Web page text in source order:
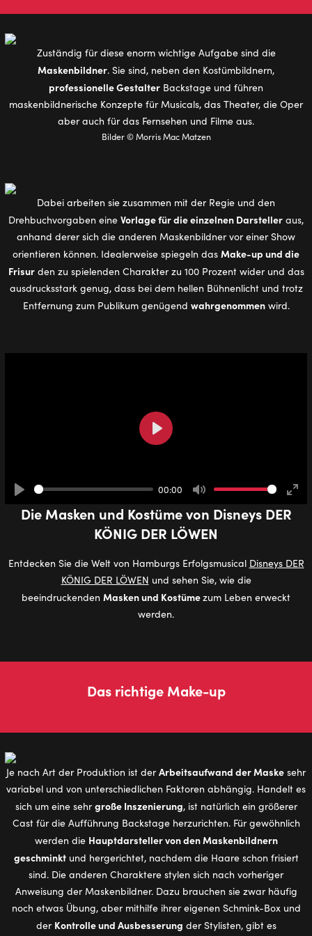
Zuständig für diese enorm wichtige Aufgabe sind die
Maskenbildner. Sie sind, neben den Kostümbildnern,
professionelle Gestalter Backstage und führen
maskenbildnerische Konzepte für Musicals, das Theater, die Oper
aber auch für das Fernsehen und Filme aus.
Bilder © Morris Mac Matzen
Dabei arbeiten sie zusammen mit der Regie und den
Drehbuchvorgaben eine Vorlage für die einzelnen Darsteller aus,
anhand derer sich die anderen Maskenbildner vor einer Show
orientieren können. Idealerweise spiegeln das Make-up und die
Frisurden zu spielenden Charakter zu 100 Prozent wider und das
ausdrucksstark genug, dass bei dem hellen Bühnenlicht und trotz
Entfernung zum Publikum genügend wahrgenommenwird.
Die Mas­ken und Kos­tü­me von Dis­neys DER
KÖNIG DER LÖWEN
Entdecken Sie die Welt von Hamburgs Erfolgsmusical Disneys DER
KÖNIG DER LÖWEN und sehen Sie, wie die
beeindruckenden Masken und Kostümezum Leben erweckt
werden.
00:00
Play
Das rich­ti­ge Make-up
Je nach Art der Produktion ist derArbeitsaufwand der Maske sehr
variabel und von unterschiedlichen Faktoren abhängig. Handelt es
sich um eine sehrgroße Inszenierung, ist natürlich ein größerer
Cast für die Aufführung Backstage herzurichten. Für gewöhnlich
werden die Hauptdarsteller von den Maskenbildnern
geschminktund hergerichtet, nachdem die Haare schon frisiert
sind. Die anderen Charaktere stylen sich nach vorheriger
Anweisung der Maskenbildner. Dazu brauchen sie zwar häufig
noch etwas Übung, aber mithilfe ihrer eigenen Schmink-Box und
der Kontrolle und Ausbesserung der Stylisten, gibt es